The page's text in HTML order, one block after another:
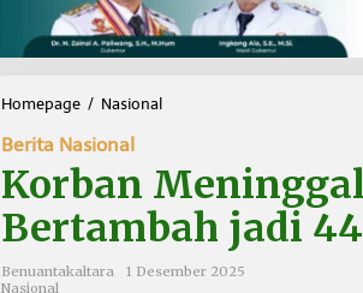
Homepage / Nasional
b
a
M
n
Berita Nasional
Korban
Bertambah jadi
Benuantakaltara
1 Desember 2025
Nasional